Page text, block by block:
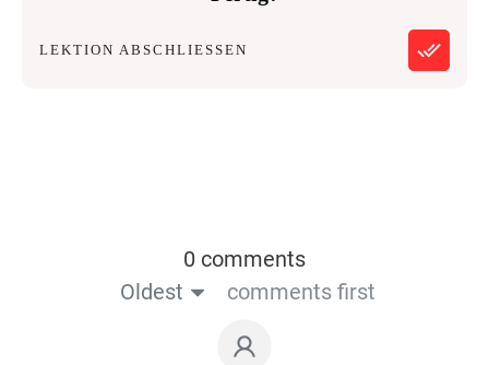
LEKTION ABSCHLIESSEN
0 comments
Oldest
comments first